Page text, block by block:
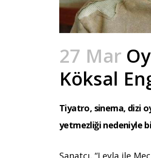
27 Mar
Köksal
Tiyatro, sinema, dizi
yetmezliği nedeniyle
Sanatçı, “Leyla ile